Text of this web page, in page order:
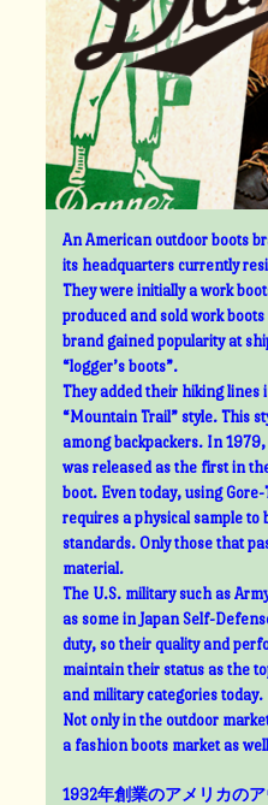
An American outdoor boots
its headquarters currently
They were initially a work
produced and sold work
brand gained popularity at
“logger’s boots”.
They added their hiking lines
“Mountain Trail” style. This
among backpackers. In
was released as the first in
boot. Even today, using
requires a physical sample to
standards. Only those that
material.
The U.S. military such as
as some in Japan Self-
duty, so their quality and
maintain their status as the
and military categories today.
Not only in the outdoor
a fashion boots market as
1932年創業のアメリカの